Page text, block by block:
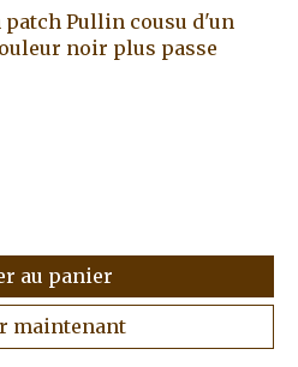
patch Pullin cousu d'un
noir plus passe
au panier
maintenant